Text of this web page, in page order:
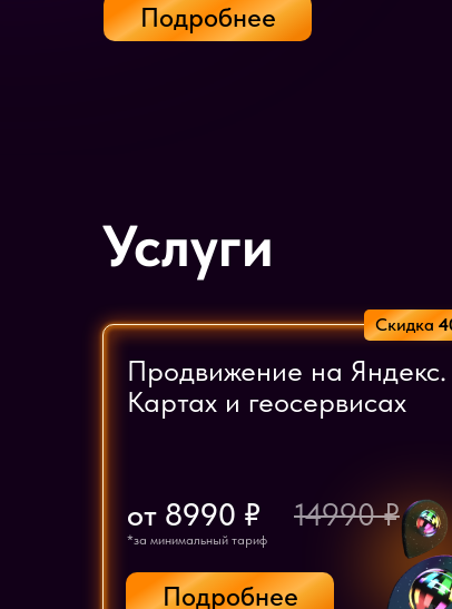
Подробнее
Услуги
от 8990 ₽ 14990 ₽
Скидка
Продвижение на Яндекс.
Картах и геосервисах
*за минимальный тариф
Подробнее